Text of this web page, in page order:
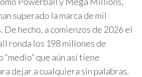
superado la marca de mil
hecho, a comienzos de 2026 el
ronda los 198 millones de
que aún así tiene
dejar a cualquiera sin palabras.